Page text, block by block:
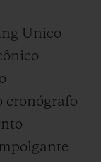
Unico
cronógrafo